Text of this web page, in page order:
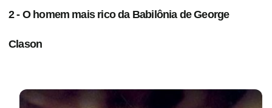
2 - O homem mais rico da Babilônia de George
Clason